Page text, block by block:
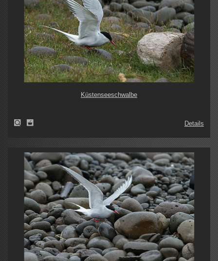
Küstenseeschwalbe
Details